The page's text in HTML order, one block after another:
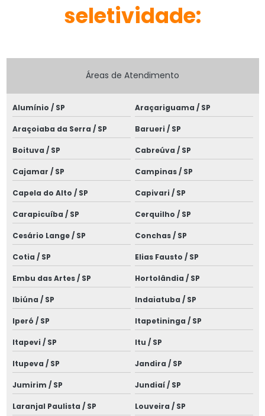
Escritório de engenharia elétrica
Estudo de coordenação e proteção
Estudo de proteção subestação
Estudo de seletividade elétrica
Execução de projetos elétricos
Instalação elétrica de baixa tensão
Instalação de quadros elétricos
Instalação de rede elétrica subterrânea
Instalação de spda para raios
Instalações elétricas alto padrão
Instalações elétricas comerciais e prediais
Instalações elétricas industriais
Instalações elétricas de média tensão
seletividade:
Áreas de Atendimento
Alumínio / SP Araçariguama / SP
Araçoiaba da Serra / SP Barueri / SP
Boituva / SP Cabreúva / SP
Cajamar / SP Campinas / SP
Capela do Alto / SP Capivari / SP
Carapicuíba / SP Cerquilho / SP
Cesário Lange / SP Conchas / SP
Cotia / SP Elias Fausto / SP
Embu das Artes / SP Hortolândia / SP
Ibiúna / SP Indaiatuba / SP
Iperó / SP Itapetininga / SP
Itapevi / SP Itu / SP
Itupeva / SP Jandira / SP
Jumirim / SP Jundiaí / SP
Laranjal Paulista / SP Louveira / SP